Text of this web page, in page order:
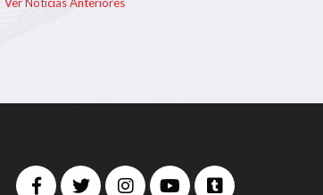
Ver Noticias Anteriores